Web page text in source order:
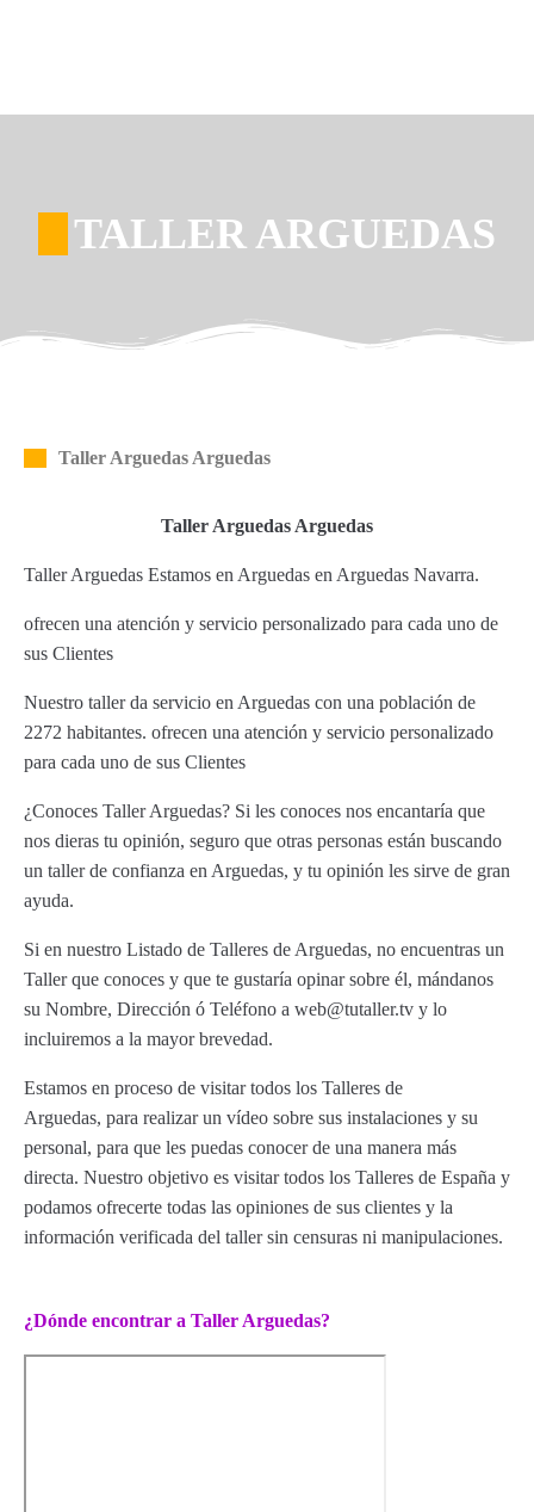
TALLER ARGUEDAS
Taller Arguedas Arguedas
Taller Arguedas Arguedas
Taller Arguedas Estamos en Arguedas en Arguedas Navarra.
ofrecen una atención y servicio personalizado para cada uno de
sus Clientes
Nuestro taller da servicio en Arguedas con una población de
2272 habitantes. ofrecen una atención y servicio personalizado
para cada uno de sus Clientes
¿Conoces Taller Arguedas? Si les conoces nos encantaría que
nos dieras tu opinión, seguro que otras personas están buscando
un taller de confianza en Arguedas, y tu opinión les sirve de gran
ayuda.
Si en nuestro Listado de Talleres de Arguedas, no encuentras un
Taller que conoces y que te gustaría opinar sobre él, mándanos
su Nombre, Dirección ó Teléfono a web@tutaller.tv y lo
incluiremos a la mayor brevedad.
Estamos en proceso de visitar todos los Talleres de
Arguedas, para realizar un vídeo sobre sus instalaciones y su
personal, para que les puedas conocer de una manera más
directa. Nuestro objetivo es visitar todos los Talleres de España y
podamos ofrecerte todas las opiniones de sus clientes y la
información verificada del taller sin censuras ni manipulaciones.
¿Dónde encontrar a Taller Arguedas?